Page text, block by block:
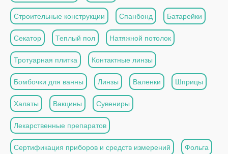
Строительные конструкции Спанбонд Батарейки
Секатор Теплый пол Натяжной потолок
Тротуарная плитка Контактные линзы
Бомбочки для ванны Линзы Валенки Шприцы
Халаты Вакцины Сувениры
Лекарственные препаратов
Сертификация приборов и средств измерений Фольга